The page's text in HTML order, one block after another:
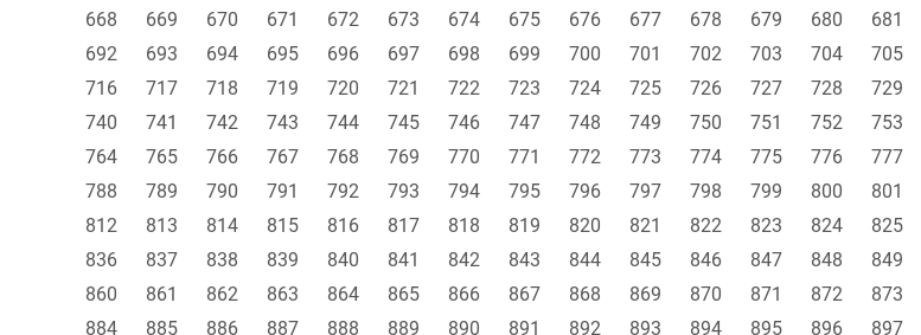
668
669 670 671 672 673 674 675 676 677 678 679 680 681
692
693 694 695 696 697 698 699 700 701 702 703 704 705
716
717 718 719 720 721 722 723 724 725 726 727 728 729
740
741 742 743 744 745 746 747 748 749 750 751 752 753
764
765 766 767 768 769 770 771 772 773 774 775 776 777
788
789 790 791 792 793 794 795 796 797 798 799 800 801
812
813 814 815 816 817 818 819 820 821 822 823 824 825
836
837 838 839 840 841 842 843 844 845 846 847 848 849
860
861 862 863 864 865 866 867 868 869 870 871 872 873
884
885 886 887 888 889 890 891 892 893 894 895 896 897